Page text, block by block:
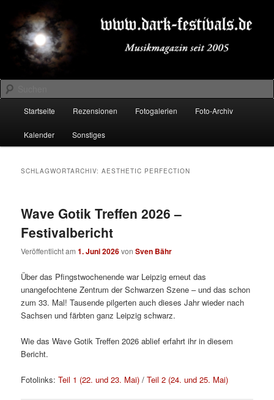
primären
Inhalt
springen
sekundären
Inhalt
springenDARK-FESTIVALS.DE
Suchen
Startseite Rezensionen Fotogalerien Foto-Archiv
Kalender Sonstiges
SCHLAGWORTARCHIV:AESTHETIC PERFECTION
Wave Gotik Treffen 2026 –
Festivalbericht
Veröffentlicht am1. Juni 2026vonSven Bähr
Über das Pfingstwochenende war Leipzig erneut das
unangefochtene Zentrum der Schwarzen Szene – und das schon
zum 33. Mal! Tausende pilgerten auch dieses Jahr wieder nach
Sachsen und färbten ganz Leipzig schwarz.
Wie das Wave Gotik Treffen 2026 ablief erfahrt ihr in diesem
Bericht.
Fotolinks:Teil 1 (22. und 23. Mai) /Teil 2 (24. und 25. Mai)